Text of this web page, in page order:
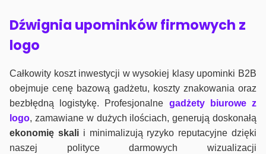
Dźwignia upominków firmowych z
logo
Całkowity koszt inwestycji w wysokiej klasy upominki B2B
obejmuje cenę bazową gadżetu, koszty znakowania oraz
bezbłędną logistykę. Profesjonalne gadżety biurowe z
logo, zamawiane w dużych ilościach, generują doskonałą
ekonomię skalii minimalizują ryzyko reputacyjne dzięki
naszej polityce darmowych wizualizacji